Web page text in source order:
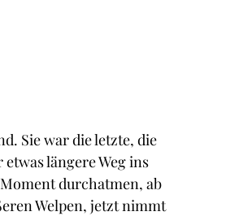
Sie war die letzte, die
längere Weg ins
durchatmen, ab
Welpen, jetzt nimmt